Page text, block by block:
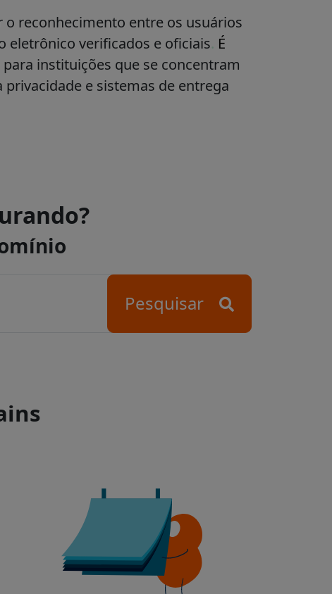
reconhecimento entre os usuários
eletrônico verificados e oficiais. É
instituições que se concentram
e sistemas de entrega
Pesquisar